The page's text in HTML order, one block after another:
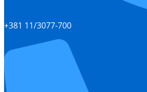
+381 11/3077-700